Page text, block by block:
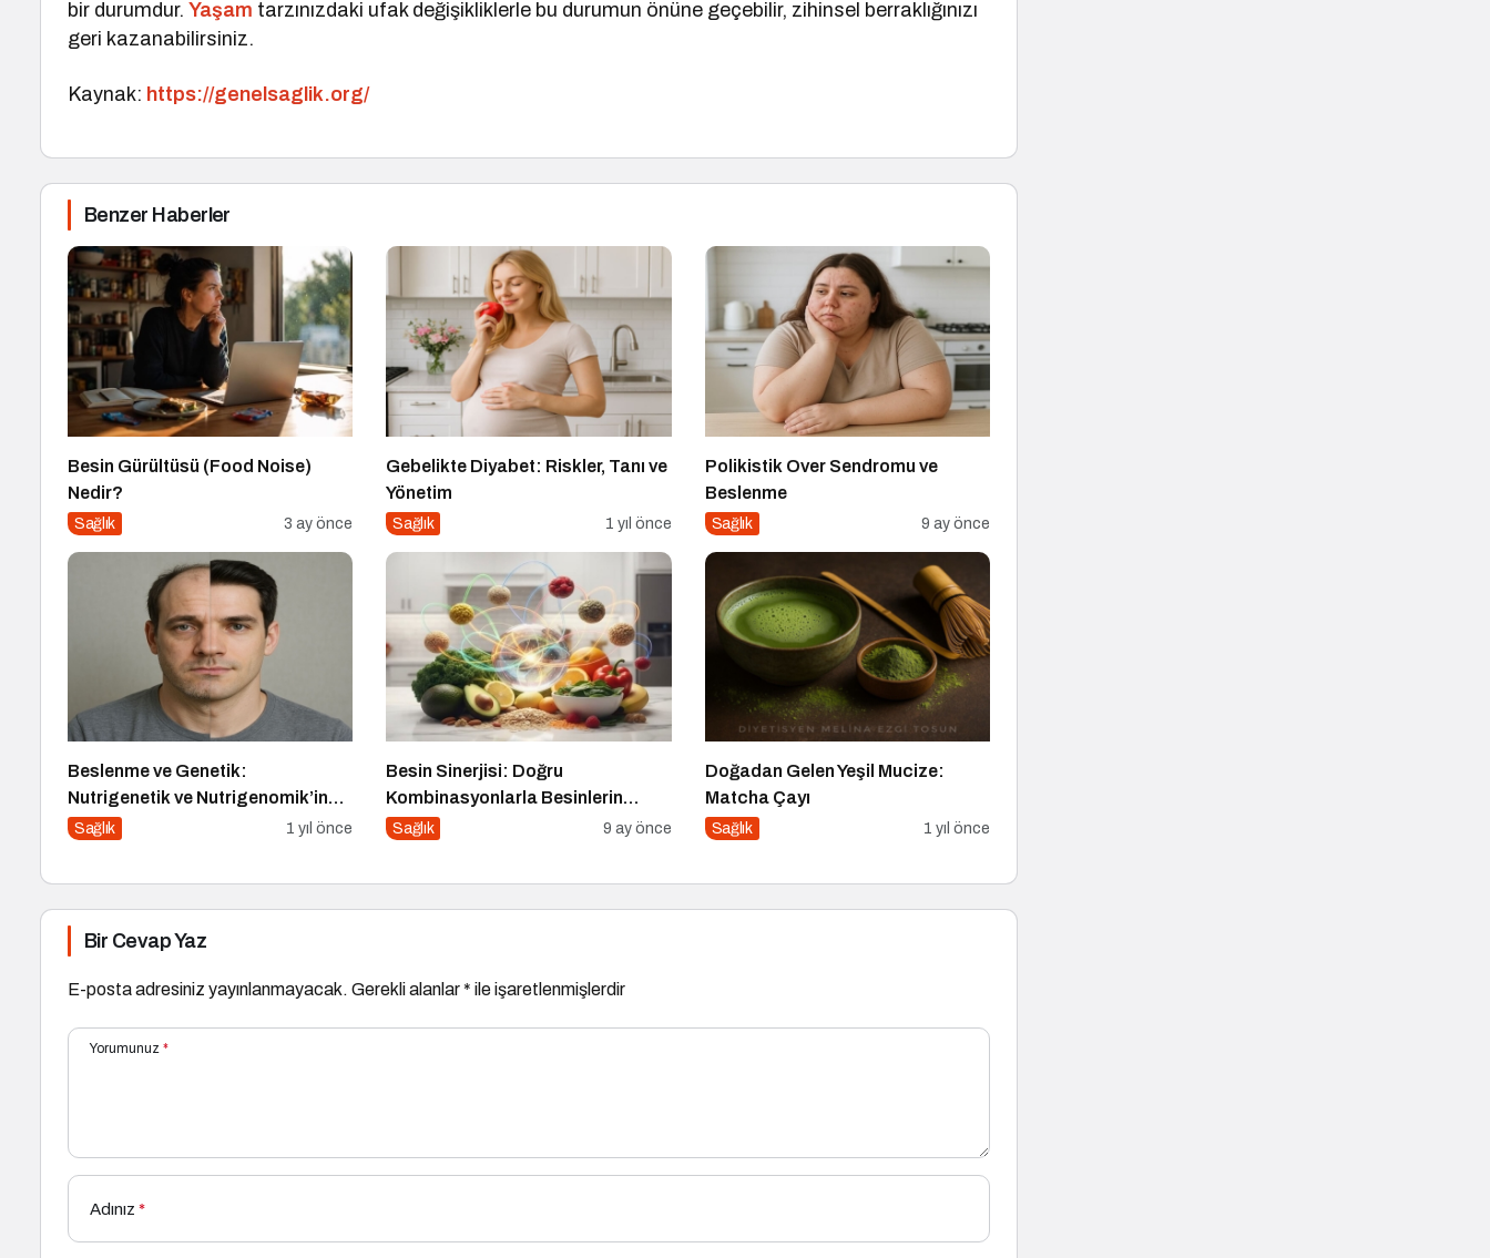
bir durumdur.Yaşam tarzınızdaki ufak değişikliklerle bu durumun önüne geçebilir, zihinsel berraklığınızı
geri kazanabilirsiniz.
Kaynak: https://genelsaglik.org/
Benzer Haberler
Besin Gürültüsü (Food Noise)
Nedir?
Sağlık 3 ay önce
Gebelikte Diyabet: Riskler, Tanı ve
Yönetim
Sağlık 1 yıl önce
Polikistik Over Sendromu ve
Beslenme
Sağlık 9 ay önce
Beslenme ve Genetik:
Nutrigenetik ve Nutrigenomik’in
Rolü
Sağlık 1 yıl önce
Besin Sinerjisi: Doğru
Kombinasyonlarla Besinlerin
Gücünü Artırın
Sağlık 9 ay önce
Doğadan Gelen Yeşil Mucize:
Matcha Çayı
Sağlık 1 yıl önce
Bir Cevap Yaz
E-posta adresiniz yayınlanmayacak. Gerekli alanlar* ile işaretlenmişlerdir
Yorumunuz *
Adınız *